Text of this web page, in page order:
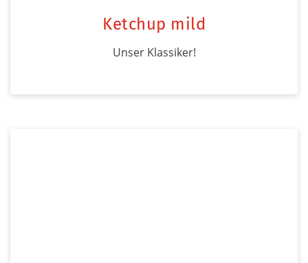
Ketchup mild
Unser Klassiker!